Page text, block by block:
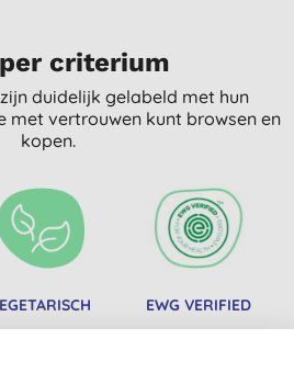
criterium
duidelijk gelabeld met hun
met vertrouwen kunt browsen en
kopen.
EWG VERIFIED